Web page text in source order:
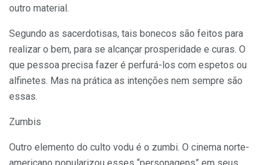
outro material.
Segundo as sacerdotisas, tais bonecos são feitos para
realizar o bem, para se alcançar prosperidade e curas. O
que pessoa precisa fazer é perfurá-los com espetos ou
alfinetes. Mas na prática as intenções nem sempre são
essas.
Zumbis
Outro elemento do culto vodu é o zumbi. O cinema norte-
americano popularizou esses “personagens” em seus